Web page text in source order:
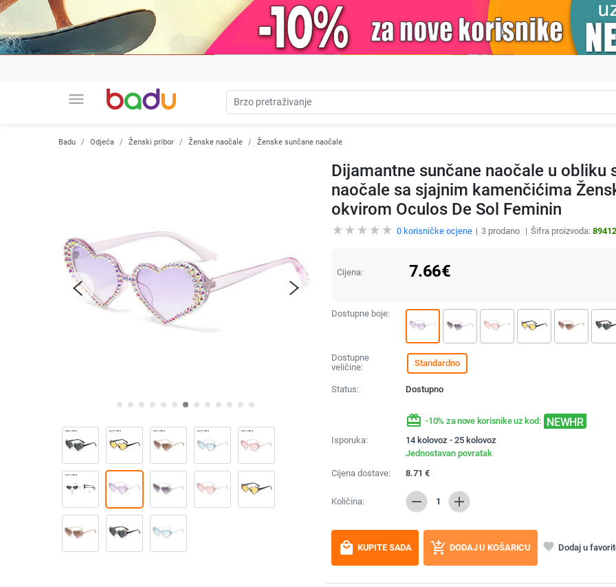
menu
Badu Odjeća Ženski pribor Ženske naočale Ženske sunčane naočale
Dijamantne sunčane naočale u obliku
naočale sa sjajnim kamenčićima
okvirom Oculos De Sol Feminin
0korisničke ocjene 3prodano Šifra proizvoda:
Cijena: 7.66€
Dostupne boje:
Dostupne
veličine:
Standardno
Status: Dostupno
redeem -10% za nove korisnike uz kod: NEWHR
Isporuka:
14 kolovoz - 25 kolovoz
Jednostavan povratak
Cijena dostave:
8.71 €
Količina: remove 1 add
local_mall KUPITE SADA add_shopping_cart DODAJ U KOŠARICU favorite Dodaj u